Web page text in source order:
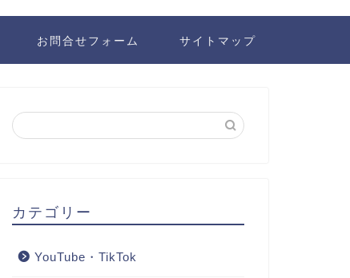
お問合せフォーム サイトマップ
カテゴリー
YouTube・TikTok